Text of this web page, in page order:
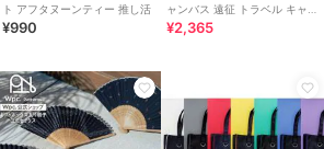
ト アフタヌーンティー 推し活
¥990
ャンバス 遠征 トラベル キャリ
ーオン
¥2,365